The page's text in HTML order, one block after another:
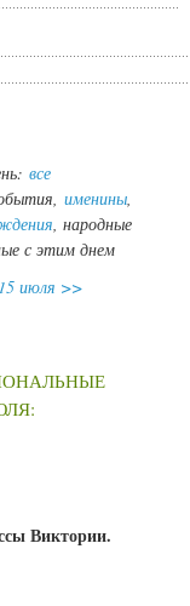
все
именины,
, народные
с этим днем
15 июля >>
Виктории.